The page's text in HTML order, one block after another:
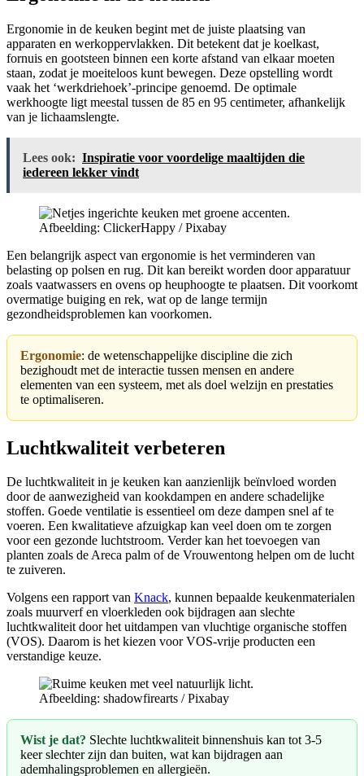
Ergonomie in de keuken begint met de juiste plaatsing van
apparaten en werkoppervlakken. Dit betekent dat je koelkast,
fornuis en gootsteen binnen een korte afstand van elkaar moeten
staan, zodat je moeiteloos kunt bewegen. Deze opstelling wordt
vaak het ‘werkdriehoek’-principe genoemd. De optimale
werkhoogte ligt meestal tussen de 85 en 95 centimeter, afhankelijk
van je lichaamslengte.
Lees ook: Inspiratie voor voordelige maaltijden die
iedereen lekker vindt
Afbeelding: ClickerHappy / Pixabay
Een belangrijk aspect van ergonomie is het verminderen van
belasting op polsen en rug. Dit kan bereikt worden door apparatuur
zoals vaatwassers en ovens op heuphoogte te plaatsen. Dit voorkomt
overmatige buiging en rek, wat op de lange termijn
gezondheidsproblemen kan voorkomen.
Ergonomie: de wetenschappelijke discipline die zich
bezighoudt met de interactie tussen mensen en andere
elementen van een systeem, met als doel welzijn en prestaties
te optimaliseren.
Luchtkwaliteit verbeteren
De luchtkwaliteit in je keuken kan aanzienlijk beïnvloed worden
door de aanwezigheid van kookdampen en andere schadelijke
stoffen. Goede ventilatie is essentieel om deze dampen snel af te
voeren. Een kwalitatieve afzuigkap kan veel doen om te zorgen
voor een gezonde luchtstroom. Verder kan het toevoegen van
planten zoals de Areca palm of de Vrouwentong helpen om de lucht
te zuiveren.
Volgens een rapport van Knack, kunnen bepaalde keukenmaterialen
zoals muurverf en vloerkleden ook bijdragen aan slechte
luchtkwaliteit door het uitdampen van vluchtige organische stoffen
(VOS). Daarom is het kiezen voor VOS-vrije producten een
verstandige keuze.
Afbeelding: shadowfirearts / Pixabay
Wist je dat? Slechte luchtkwaliteit binnenshuis kan tot 3-5
keer slechter zijn dan buiten, wat kan bijdragen aan
ademhalingsproblemen en allergieën.